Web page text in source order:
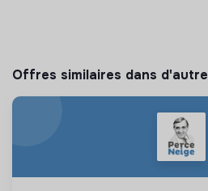
Offres similaires dans